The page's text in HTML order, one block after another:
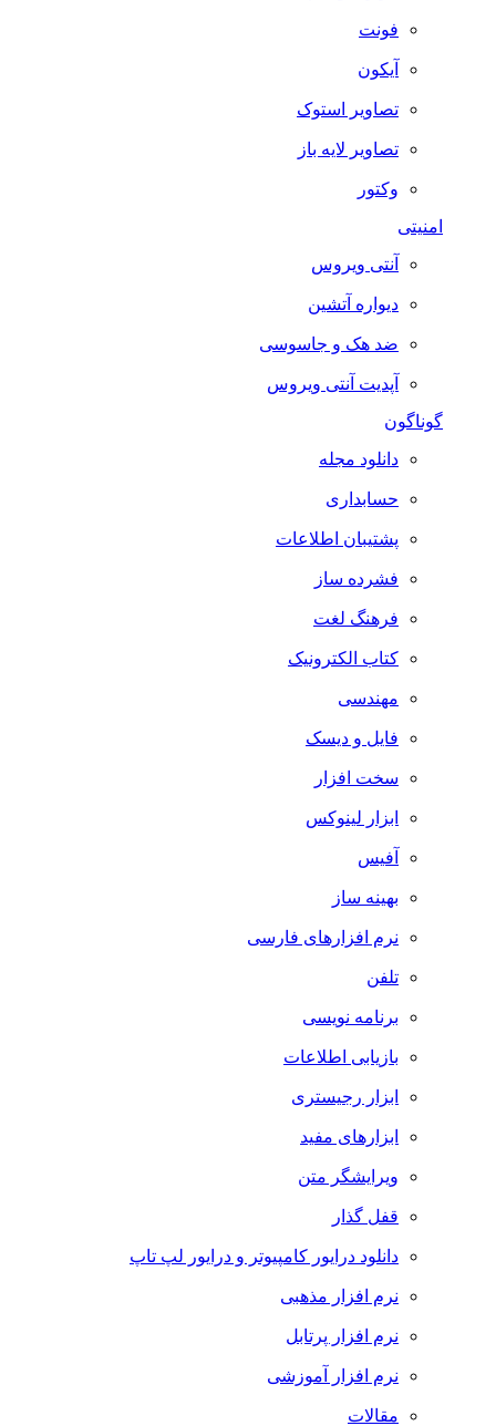
فونت
آیکون
تصاویر استوک
تصاویر لایه باز
وکتور
امنیتی
آنتی ویروس
دیواره آتشین
ضد هک و جاسوسی
آپدیت آنتی ویروس
گوناگون
دانلود مجله
حسابداری
پشتیبان اطلاعات
فشرده ساز
فرهنگ لغت
کتاب الکترونیک
مهندسی
فایل و دیسک
سخت افزار
ابزار لینوکس
آفیس
بهینه ساز
نرم افزارهای فارسی
تلفن
برنامه نویسی
بازیابی اطلاعات
ابزار رجیستری
ابزارهای مفید
ویرایشگر متن
قفل گذار
دانلود درایور کامپیوتر و درایور لپ تاپ
نرم افزار مذهبی
نرم افزار پرتابل
نرم افزار آموزشی
مقالات